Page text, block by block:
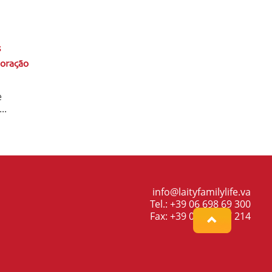
info@laityfamilylife.va
Tel.: +39 06 698 69 300
Fax: +39 06 698 87 214